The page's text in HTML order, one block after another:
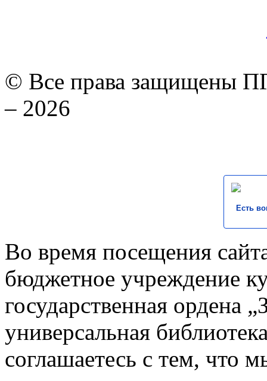
© Все права защищены
– 2026
Есть
Во время посещения
бюджетное учреждение
государственная ордена
универсальная
соглашаетесь с тем, что